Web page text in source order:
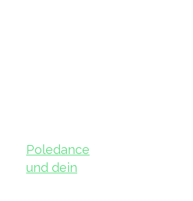
Poledance
und dein